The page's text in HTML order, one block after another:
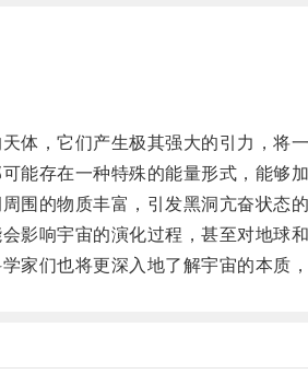
，它们产生极其强大的引力，将一
存在一种特殊的能量形式，能够加
的物质丰富，引发黑洞亢奋状态的
响宇宙的演化过程，甚至对地球和
们也将更深入地了解宇宙的本质，